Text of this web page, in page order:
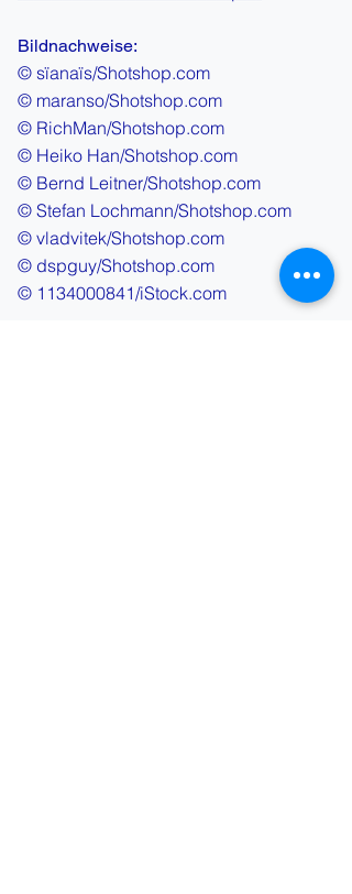
Bildnachweise:
© sïanaïs/Shotshop.com
© maranso/Shotshop.com
© RichMan/Shotshop.com
© Heiko Han/Shotshop.com
© Bernd Leitner/Shotshop.com
© Stefan Lochmann/Shotshop.com
© vladvitek/Shotshop.com
© dspguy/Shotshop.com
© 1134000841/iStock.com